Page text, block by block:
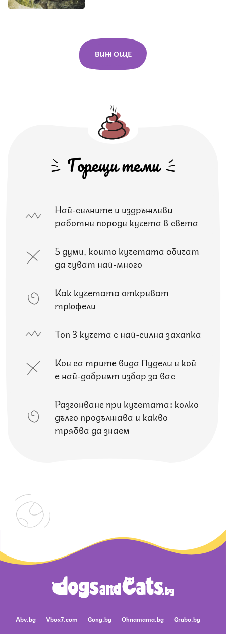
ВИЖ ОЩЕ
Горещи теми
Най-силните и издръжливи
работни породи кучета в света
5 думи, които кучетата обичат
да чуват най-много
Как кучетата откриват
трюфели
Топ 3 кучета с най-силна захапка
Кои са трите вида Пудели и кой
е най-добрият избор за вас
Разгонване при кучетата: колко
дълго продължава и какво
трябва да знаем
Abv.bg Vbox7.com Gong.bg Ohnamama.bg
Grabo.bg